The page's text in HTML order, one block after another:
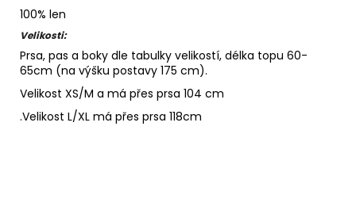
100% len
Velikosti:
Prsa, pas a boky dle tabulky velikostí, délka topu 60-
65cm (na výšku postavy 175 cm).
Velikost XS/M a má přes prsa 104 cm
.Velikost L/XL má přes prsa 118cm